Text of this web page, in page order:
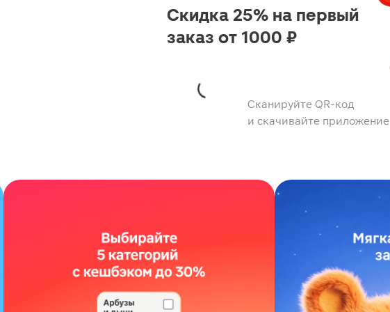
Сканируйте QR-код
и скачивайте приложение
Скидка 25% на первый
заказ от 1000 ₽